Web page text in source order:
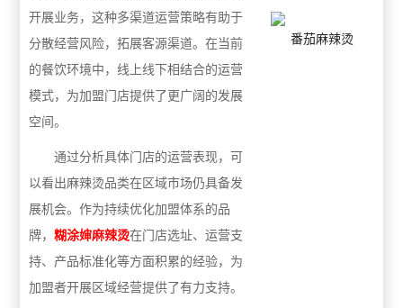
开展业务，这种多渠道运营策略有助于
分散经营风险，拓展客源渠道。在当前
的餐饮环境中，线上线下相结合的运营
模式，为加盟门店提供了更广阔的发展
空间。
通过分析具体门店的运营表现，可
以看出麻辣烫品类在区域市场仍具备发
展机会。作为持续优化加盟体系的品
牌，糊涂婶麻辣烫在门店选址、运营支
持、产品标准化等方面积累的经验，为
加盟者开展区域经营提供了有力支持。
番茄麻辣烫